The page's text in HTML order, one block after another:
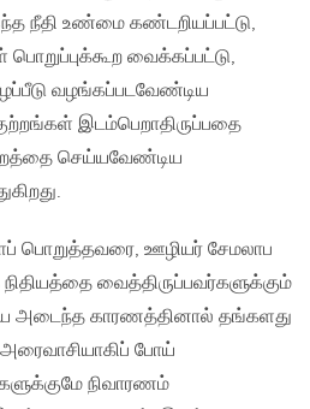
நீதி உண்மை கண்டறியப்பட்டு,
வைக்கப்பட்டு,
வழங்கப்படவேண்டிய
இடம்பெறாதிருப்பதை
செய்யவேண்டிய
பொறுத்தவரை, ஊழியர் சேமலாப
வைத்திருப்பவர்களுக்கும்
அடைந்த காரணத்தினால் தங்களது
அரைவாசியாகிப் போய்
நிவாரணம்